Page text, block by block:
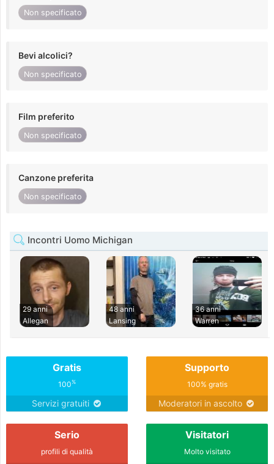
Non specificato
Bevi alcolici?
Non specificato
Film preferito
Non specificato
Canzone preferita
Non specificato
Incontri Uomo Michigan
29 anni
Allegan
48 anni
Lansing
36 anni
Warren
Gratis
100%
Servizi gratuiti
Supporto
100% gratis
Moderatori in ascolto
Serio
profili di qualità
Visitatori
Molto visitato